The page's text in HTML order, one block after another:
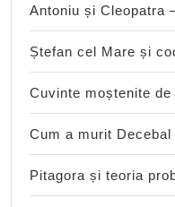
Antoniu și Cleopatra
Ștefan cel Mare și
Cuvinte moștenite
Cum a murit Decebal
Pitagora și teoria